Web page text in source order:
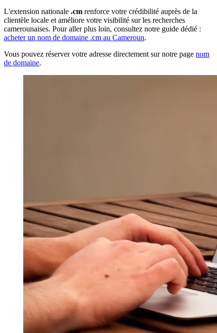
L'extension nationale .cm renforce votre crédibilité auprès de la
clientèle locale et améliore votre visibilité sur les recherches
camerounaises. Pour aller plus loin, consultez notre guide dédié :
acheter un nom de domaine .cm au Cameroun.
Vous pouvez réserver votre adresse directement sur notre page nom
de domaine.